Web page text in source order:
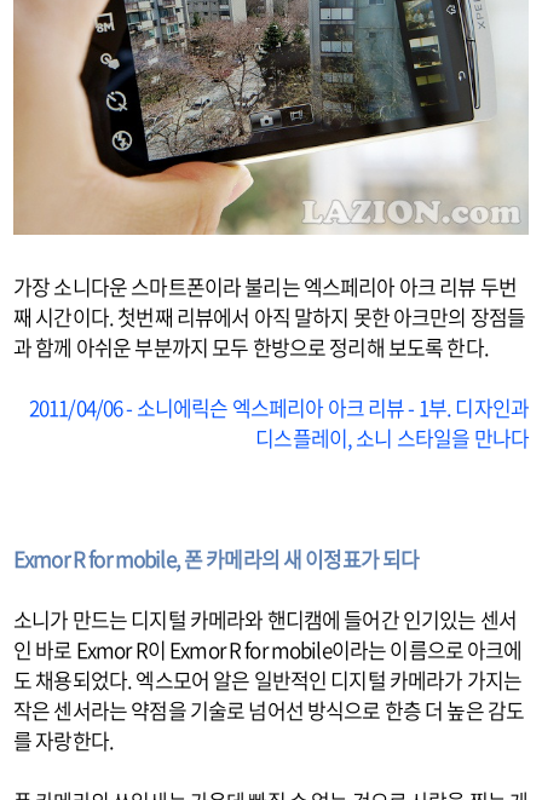
가장 소니다운 스마트폰이라 불리는 엑스페리아 아크 리뷰 두번
째 시간이다. 첫번째 리뷰에서 아직 말하지 못한 아크만의 장점들
과 함께 아쉬운 부분까지 모두 한방으로 정리해 보도록 한다.
2011/04/06 - 소니에릭슨 엑스페리아 아크 리뷰 - 1부. 디자인과
디스플레이, 소니 스타일을 만나다
Exmor R for mobile, 폰 카메라의 새 이정표가 되다
소니가 만드는 디지털 카메라와 핸디캠에 들어간 인기있는 센서
인 바로 Exmor R이 Exmor R for mobile이라는 이름으로 아크에
도 채용되었다. 엑스모어 알은 일반적인 디지털 카메라가 가지는
작은 센서라는 약점을 기술로 넘어선 방식으로 한층 더 높은 감도
를 자랑한다.